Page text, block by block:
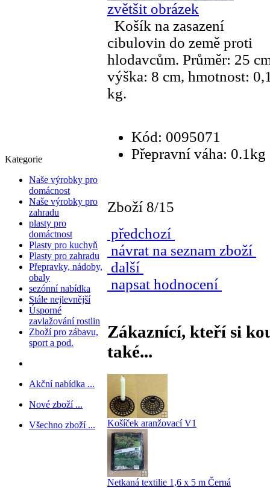
Kategorie
Naše výrobky pro
domácnost
Naše výrobky pro
zahradu
plasty pro
domáctnost
Plasty pro kuchyň
Plasty pro zahradu
Přepravky, nádoby,
obaly
sezónní nabídka
Stále nejlevnější
Úsporné
zavlažování rostlin
Zboží pro zábavu,
sport a pod.
Akční nabídka ...
Nové zboží ...
Všechno zboží ...
zvětšit obrázek
Košík na zasazení
cibulovin do země proti
hlodavcům. Průměr: 25
výška: 8 cm, hmotnost:
kg.
Kód: 0095071
Přepravní váha: 0.1kg
Zboží 8/15
předchozí
návrat na seznam zboží
další
napsat hodnocení
Zákaznící, kteří si
také...
Košíček aranžovací V1
Netkaná textilie 1,6 x 5 m Černá